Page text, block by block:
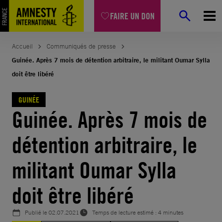
FAIRE UN DON
Aller
au
contenu
Accueil
Communiqués de presse
Guinée. Après 7 mois de détention arbitraire, le militant Oumar Sylla
doit être libéré
GUINÉE
Guinée. Après 7 mois de
détention arbitraire, le
militant Oumar Sylla
doit être libéré
Publié le02.07.2021
Temps de lecture estimé : 4 minutes